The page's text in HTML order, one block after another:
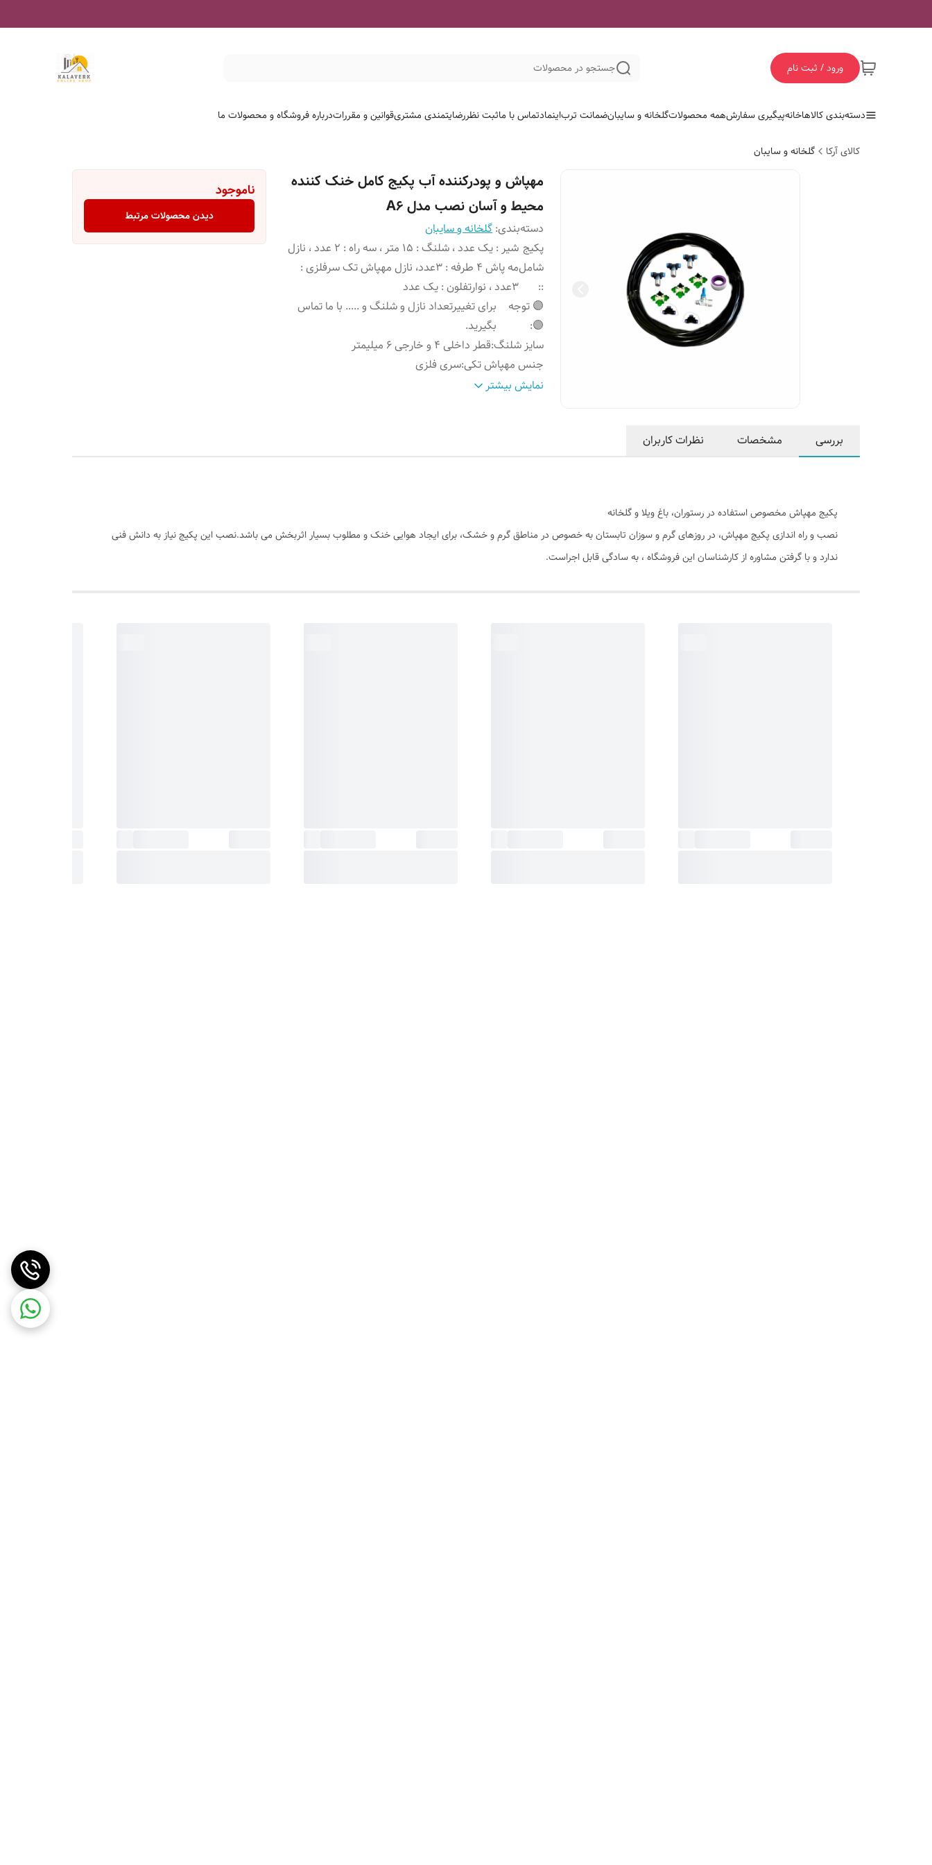
ورود / ثبت نام جستجو در محصولات
دسته‌بندی کالاهاخانهپیگیری سفارشهمه محصولاتگلخانه و سایبانضمانت ترباینمادتماس با ماثبت نظررضایتمندی مشتریقوانین و مقرراتدرباره فروشگاه و محصولات ما
کالای آرکا گلخانه و سایبان
مهپاش و پودرکننده آب پکیج کامل خنک کننده
محیط و آسان نصب مدل A۶
دسته‌بندی:گلخانه و سایبان
پکیج
شامل
:
:
شیر : یک عدد ، شلنگ : ۱۵ متر ، سه راه : ۲ عدد ، نازل
مه پاش ۴ طرفه : ۳عدد، نازل مهپاش تک سرفلزی :
۳عدد ، نوارتفلون : یک عدد
🟣 توجه
🟣
:
برای تغییرتعداد نازل و شلنگ و ..... با ما تماس
بگیرید.
سایز شلنگ:قطر داخلی ۴ و خارجی ۶ میلیمتر
جنس مهپاش تکی:سری فلزی
جنس سه راه: جنس بدنه: پلاستیک PBT اورینگ NBRنمایش بیشتر
ناموجود
دیدن محصولات مرتبط
بررسی مشخصات نظرات کاربران
پکیج مهپاش مخصوص استفاده در رستوران، باغ ویلا و گلخانه
نصب و راه اندازی پکیج مهپاش، در روزهای گرم و سوزان تابستان به خصوص در مناطق گرم و خشک، برای ایجاد هوایی خنک و مطلوب بسیار اثربخش می باشد.نصب این پکیج نیاز به دانش فنی
ندارد و با گرفتن مشاوره از کارشناسان این فروشگاه ، به سادگی قابل اجراست.